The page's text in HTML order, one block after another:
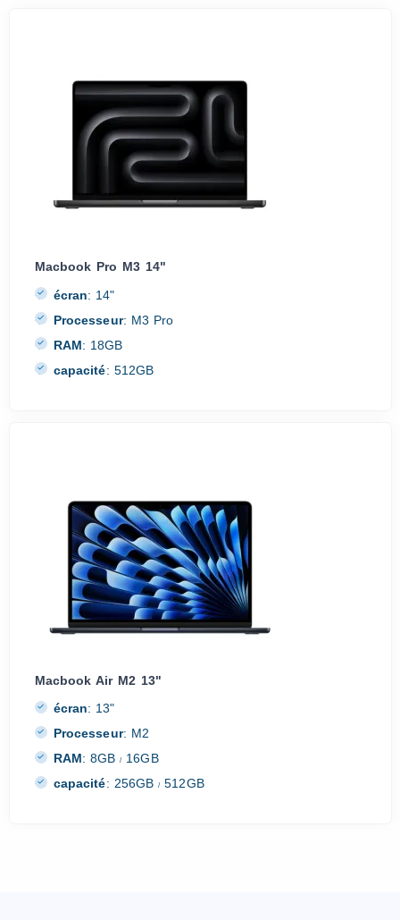
Macbook Pro M3 14"
écran: 14"
Processeur: M3 Pro
RAM: 18GB
capacité: 512GB
Macbook Air M2 13"
écran: 13"
Processeur: M2
RAM: 8GB/ 16GB
capacité: 256GB/ 512GB